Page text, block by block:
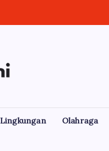
Lingkungan Olahraga